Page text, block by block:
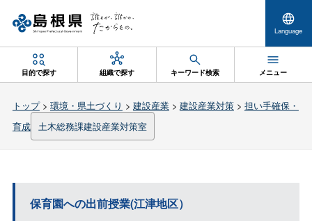
Language
目的で探す 組織で探す キーワード検索 メニュー
トップ> 環境・県土づくり > 建設産業> 建設産業対策> 担い手確保・
育成 土木総務課建設産業対策室
保育園への出前授業(江津地区）